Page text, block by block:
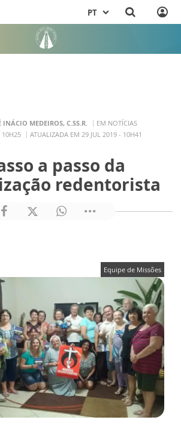
PT
INÁCIO MEDEIROS, C.SS.R.
EM NOTÍCIAS
ATUALIZADA EM 29 JUL 2019 - 10H41
a passo da
redentorista
Equipe de Missões